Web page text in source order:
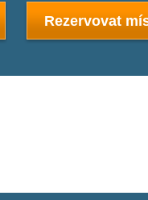
Rezervovat